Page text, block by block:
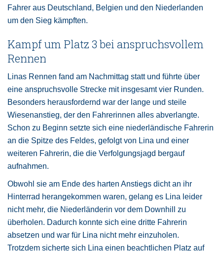
Fahrer aus Deutschland, Belgien und den Niederlanden
um den Sieg kämpften.
Kampf um Platz 3 bei anspruchsvollem
Rennen
Linas Rennen fand am Nachmittag statt und führte über
eine anspruchsvolle Strecke mit insgesamt vier Runden.
Besonders herausfordernd war der lange und steile
Wiesenanstieg, der den Fahrerinnen alles abverlangte.
Schon zu Beginn setzte sich eine niederländische Fahrerin
an die Spitze des Feldes, gefolgt von Lina und einer
weiteren Fahrerin, die die Verfolgungsjagd bergauf
aufnahmen.
Obwohl sie am Ende des harten Anstiegs dicht an ihr
Hinterrad herangekommen waren, gelang es Lina leider
nicht mehr, die Niederländerin vor dem Downhill zu
überholen. Dadurch konnte sich eine dritte Fahrerin
absetzen und war für Lina nicht mehr einzuholen.
Trotzdem sicherte sich Lina einen beachtlichen Platz auf